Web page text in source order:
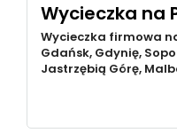
Wycieczka na
Wycieczka firmowa
Gdańsk, Gdynię,
Jastrzębią Górę,